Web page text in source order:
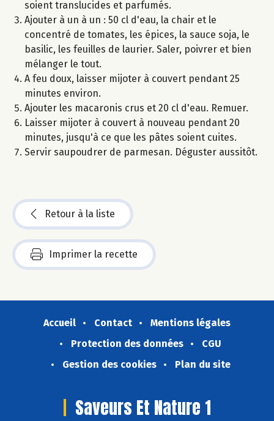
soient translucides et parfumés.
Ajouter à un à un : 50 cl d'eau, la chair et le
concentré de tomates, les épices, la sauce soja, le
basilic, les feuilles de laurier. Saler, poivrer et bien
mélanger le tout.
A feu doux, laisser mijoter à couvert pendant 25
minutes environ.
Ajouter les macaronis crus et 20 cl d'eau. Remuer.
Laisser mijoter à couvert à nouveau pendant 20
minutes, jusqu'à ce que les pâtes soient cuites.
Servir saupoudrer de parmesan. Déguster aussitôt.
Retour à la liste
Imprimer la recette
Accueil Contact
Mentions légales
Protection des données
CGU
Gestion des cookies
Plan du site
Saveurs Et Nature 1